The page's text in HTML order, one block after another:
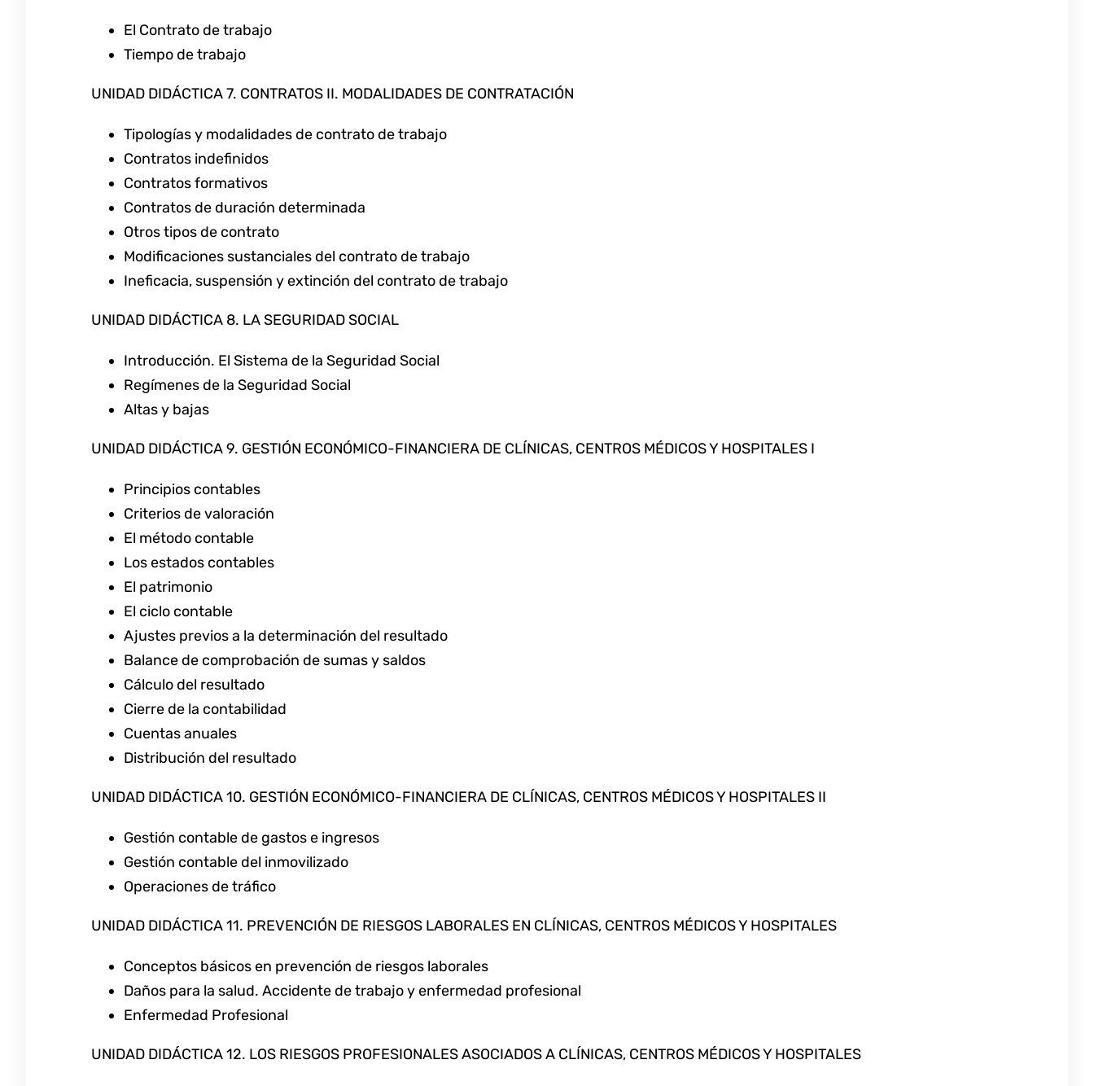
El Contrato de trabajo
Tiempo de trabajo
UNIDAD DIDÁCTICA 7. CONTRATOS II. MODALIDADES DE CONTRATACIÓN
Tipologías y modalidades de contrato de trabajo
Contratos indefinidos
Contratos formativos
Contratos de duración determinada
Otros tipos de contrato
Modificaciones sustanciales del contrato de trabajo
Ineficacia, suspensión y extinción del contrato de trabajo
UNIDAD DIDÁCTICA 8. LA SEGURIDAD SOCIAL
Introducción. El Sistema de la Seguridad Social
Regímenes de la Seguridad Social
Altas y bajas
UNIDAD DIDÁCTICA 9. GESTIÓN ECONÓMICO-FINANCIERA DE CLÍNICAS, CENTROS MÉDICOS Y HOSPITALES I
Principios contables
Criterios de valoración
El método contable
Los estados contables
El patrimonio
El ciclo contable
Ajustes previos a la determinación del resultado
Balance de comprobación de sumas y saldos
Cálculo del resultado
Cierre de la contabilidad
Cuentas anuales
Distribución del resultado
UNIDAD DIDÁCTICA 10. GESTIÓN ECONÓMICO-FINANCIERA DE CLÍNICAS, CENTROS MÉDICOS Y HOSPITALES II
Gestión contable de gastos e ingresos
Gestión contable del inmovilizado
Operaciones de tráfico
UNIDAD DIDÁCTICA 11. PREVENCIÓN DE RIESGOS LABORALES EN CLÍNICAS, CENTROS MÉDICOS Y HOSPITALES
Conceptos básicos en prevención de riesgos laborales
Daños para la salud. Accidente de trabajo y enfermedad profesional
Enfermedad Profesional
UNIDAD DIDÁCTICA 12. LOS RIESGOS PROFESIONALES ASOCIADOS A CLÍNICAS, CENTROS MÉDICOS Y HOSPITALES